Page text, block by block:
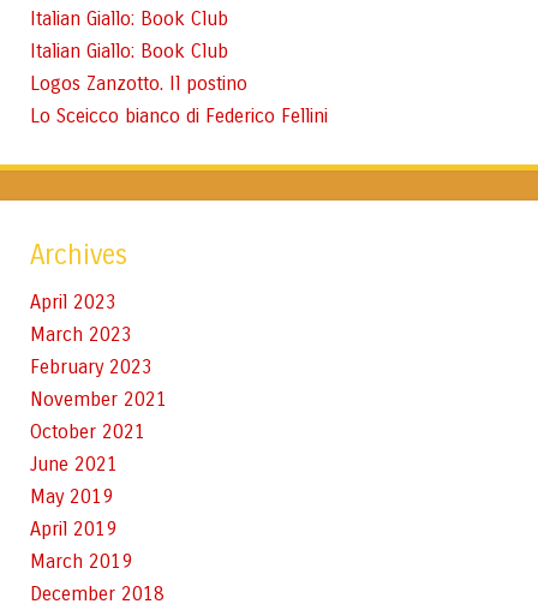
Italian Giallo: Book Club
Italian Giallo: Book Club
Logos Zanzotto. Il postino
Lo Sceicco bianco di Federico Fellini
Archives
April 2023
March 2023
February 2023
November 2021
October 2021
June 2021
May 2019
April 2019
March 2019
December 2018